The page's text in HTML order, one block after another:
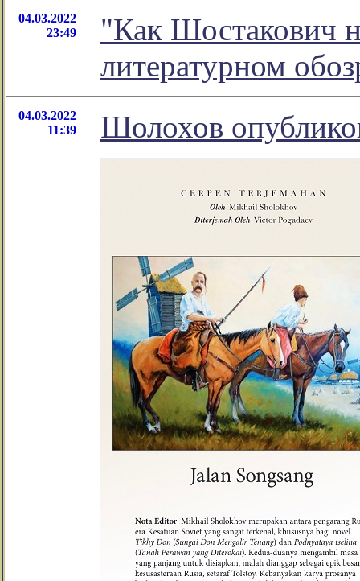
04.03.2022
23:49
"Как Шостакович
литературном
04.03.2022
11:39
Шолохов